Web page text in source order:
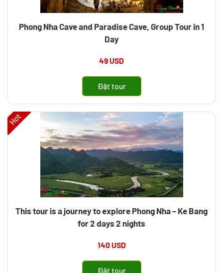
Phong Nha Cave and Paradise Cave, Group Tour in 1
Day
49 USD
Đặt tour
This tour is a journey to explore Phong Nha – Ke Bang
for 2 days 2 nights
140 USD
Hot
Đặt tour